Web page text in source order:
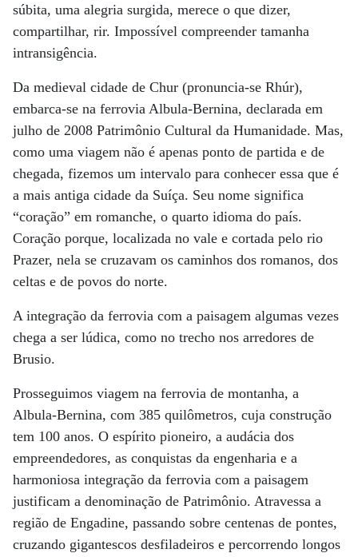
súbita, uma alegria surgida, merece o que dizer,
compartilhar, rir. Impossível compreender tamanha
intransigência.
Da medieval cidade de Chur (pronuncia-se Rhúr),
embarca-se na ferrovia Albula-Bernina, declarada em
julho de 2008 Patrimônio Cultural da Humanidade. Mas,
como uma viagem não é apenas ponto de partida e de
chegada, fizemos um intervalo para conhecer essa que é
a mais antiga cidade da Suíça. Seu nome significa
“coração” em romanche, o quarto idioma do país.
Coração porque, localizada no vale e cortada pelo rio
Prazer, nela se cruzavam os caminhos dos romanos, dos
celtas e de povos do norte.
A integração da ferrovia com a paisagem algumas vezes
chega a ser lúdica, como no trecho nos arredores de
Brusio.
Prosseguimos viagem na ferrovia de montanha, a
Albula-Bernina, com 385 quilômetros, cuja construção
tem 100 anos. O espírito pioneiro, a audácia dos
empreendedores, as conquistas da engenharia e a
harmoniosa integração da ferrovia com a paisagem
justificam a denominação de Patrimônio. Atravessa a
região de Engadine, passando sobre centenas de pontes,
cruzando gigantescos desfiladeiros e percorrendo longos